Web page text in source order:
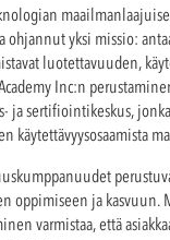
ohjannut yksi missio:
luotettavuuden,
Inc:n
ja sertifiointikeskus,
käytettävyysosaamista
oppimiseen ja kasvuun.
varmistaa, että